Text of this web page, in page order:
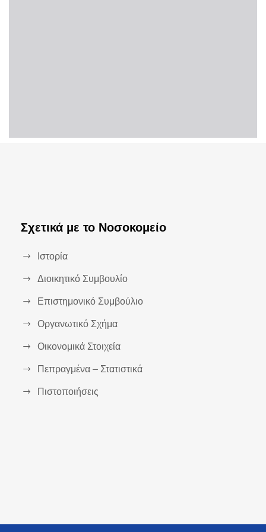
Σχετικά με το Νοσοκομείο
Ιστορία
Διοικητικό Συμβουλίο
Επιστημονικό Συμβούλιο
Οργανωτικό Σχήμα
Οικονομικά Στοιχεία
Πεπραγμένα – Στατιστικά
Πιστοποιήσεις